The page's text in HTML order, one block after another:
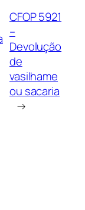
CFOP 5921
–
Devolução
de
vasilhame
ou sacaria
→